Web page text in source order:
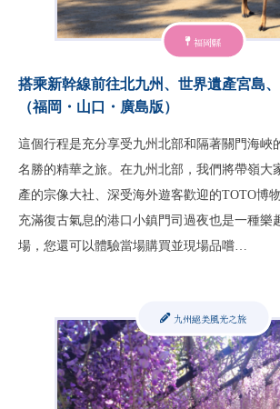
福岡縣
搭乘新幹線前往北九州、世界遺產宮島
（福岡・山口・廣島版）
這個行程是充分享受九州北部和隔著關門海峽
名勝的精華之旅。在九州北部，我們將帶嶺大
產的宗像大社、深受海外遊客歡迎的TOTO博
充滿復古氣息的港口小鎮門司過夜也是一種樂
場，您還可以體驗當場購買並現場品嚐…
九州絕美風光之旅